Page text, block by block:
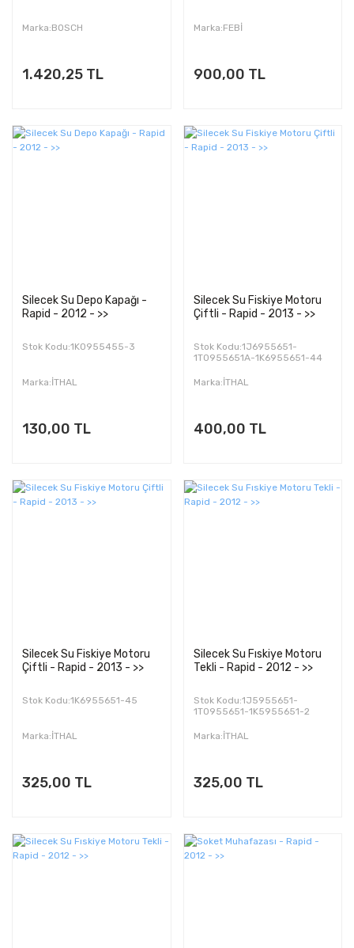
Marka:BOSCH
1.420,25 TL
Marka:FEBİ
900,00 TL
Silecek Su Depo Kapağı -
Rapid - 2012 - >>
Stok Kodu:1K0955455-3
Marka:İTHAL
130,00 TL
Silecek Su Fiskiye Motoru
Çiftli - Rapid - 2013 - >>
Stok Kodu:1J6955651-
1T0955651A-1K6955651-44
Marka:İTHAL
400,00 TL
Silecek Su Fiskiye Motoru
Çiftli - Rapid - 2013 - >>
Stok Kodu:1K6955651-45
Marka:İTHAL
325,00 TL
Silecek Su Fıskiye Motoru
Tekli - Rapid - 2012 - >>
Stok Kodu:1J5955651-
1T0955651-1K5955651-2
Marka:İTHAL
325,00 TL